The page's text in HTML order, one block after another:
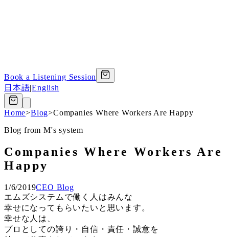
Book a Listening Session
日本語|English
Home>Blog>Companies Where Workers Are Happy
Blog from M's system
Companies Where Workers Are
Happy
1/6/2019CEO Blog
エムズシステムで働く人はみんな
幸せになってもらいたいと思います。
幸せな人は、
プロとしての誇り・自信・責任・誠意を